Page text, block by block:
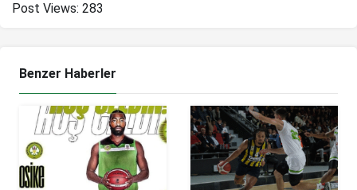
Post Views: 283
Benzer Haberler